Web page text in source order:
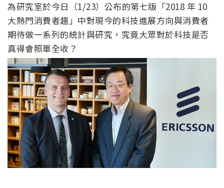
為研究室於今日（1/23）公布的第七版「2018 年 10
大熱門消費者趨」中對現今的科技進展方向與消費者
期待做一系列的統計與研究，究竟大眾對於科技是否
真得會照單全收？